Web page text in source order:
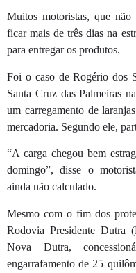
Muitos motoristas, que não
ficar mais de três dias na
para entregar os produtos.
Foi o caso de Rogério dos
Santa Cruz das Palmeiras
um carregamento de
mercadoria. Segundo ele,
“A carga chegou bem
domingo”, disse o
ainda não calculado.
Mesmo com o fim dos
Rodovia Presidente Dutra
Nova Dutra,
engarrafamento de 25